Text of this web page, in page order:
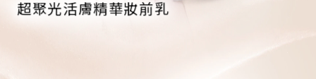
超聚光活膚精華妝前乳